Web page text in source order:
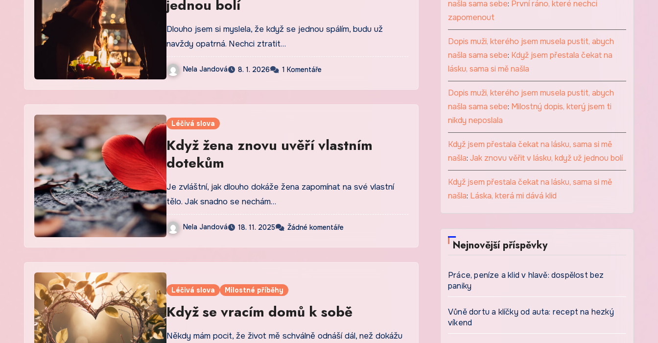
jednou bolí
Dlouho jsem si myslela, že když se jednou spálím, budu už
navždy opatrná. Nechci ztratit…
Nela Jandová 8. 1. 2026 1 Komentáře
Léčivá slova
Když žena znovu uvěří vlastním
dotekům
Je zvláštní, jak dlouho dokáže žena zapomínat na své vlastní
tělo. Jak snadno se nechám…
Nela Jandová 18. 11. 2025 Žádné komentáře
Léčivá slova Milostné příběhy
Když se vracím domů k sobě
Někdy mám pocit, že život mě schválně odnáší dál, než dokážu
našla sama sebe: První ráno, které nechci
zapomenout
Dopis muži, kterého jsem musela pustit, abych
našla sama sebe: Když jsem přestala čekat na
lásku, sama si mě našla
Dopis muži, kterého jsem musela pustit, abych
našla sama sebe: Milostný dopis, který jsem ti
nikdy neposlala
Když jsem přestala čekat na lásku, sama si mě
našla: Jak znovu věřit v lásku, když už jednou bolí
Když jsem přestala čekat na lásku, sama si mě
našla: Láska, která mi dává klid
Nejnovější příspěvky
Práce, peníze a klid v hlavě: dospělost bez
paniky
Vůně dortu a klíčky od auta: recept na hezký
víkend